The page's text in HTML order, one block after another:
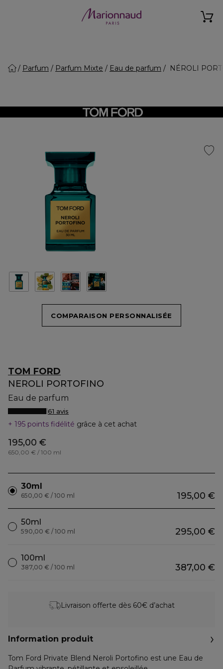
Parfum Parfum Mixte Eau de parfum NÉROLI
COMPARAISON PERSONNALISÉE
TOM FORD
NEROLI PORTOFINO
Eau de parfum
61 avis
195 points fidélité grâce à cet achat
195,00 €
650,00 € / 100 ml
30ml
195,00 €
650,00 € / 100 ml
50ml
295,00 €
590,00 € / 100 ml
100ml
387,00 €
387,00 € / 100 ml
Livraison offerte dès 60€ d’achat
Information produit
Tom Ford Private Blend Neroli Portofino est une Eau de